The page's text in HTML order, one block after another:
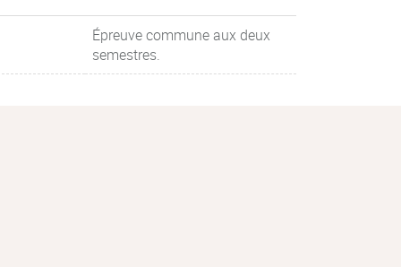
Épreuve commune aux deux
semestres.